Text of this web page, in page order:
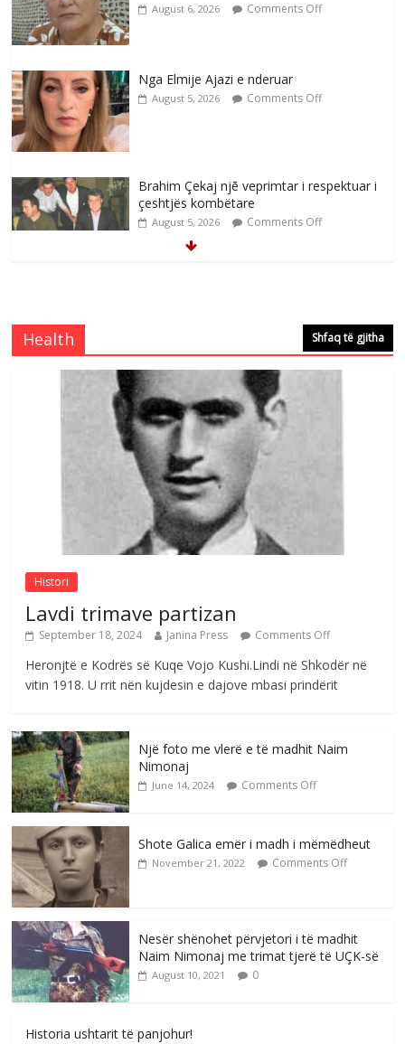
August 6, 2026 Comments Off
Nga Elmije Ajazi e nderuar
August 5, 2026 Comments Off
Brahim Çekaj njē veprimtar i respektuar i
çeshtjës kombëtare
August 5, 2026 Comments Off
e invalidëve në Fushë Kosovë
Comments Off
Çlirimtari Agron Gërvalla me takime pune
në atdhe të shoqerisë Levizja
August 3, 2026 Comments Off
Postim me vlera nga artistja e mirëfilltë
Mimoza Gjoni
August 6, 2026 Comments Off
Health Shfaq të gjitha
Histori
Lavdi trimave partizan
September 18, 2024 Janina Press Comments Off
Heronjtë e Kodrës së Kuqe Vojo Kushi.Lindi në Shkodër në
vitin 1918. U rrit nën kujdesin e dajove mbasi prindërit
Një foto me vlerë e të madhit Naim
Nimonaj
June 14, 2024 Comments Off
Shote Galica emër i madh i mëmëdheut
November 21, 2022 Comments Off
Nesër shënohet përvjetori i të madhit
Naim Nimonaj me trimat tjerë të UÇK-së
August 10, 2021 0
Historia ushtarit të panjohur!